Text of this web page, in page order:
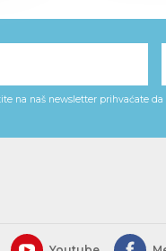
na naš newsletter prihvaćate